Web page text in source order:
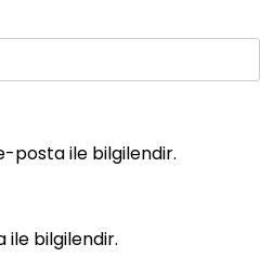
posta ile bilgilendir.
ile bilgilendir.